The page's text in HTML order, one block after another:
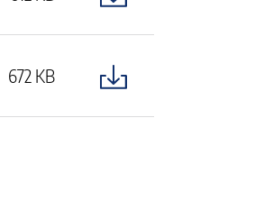
672 KB